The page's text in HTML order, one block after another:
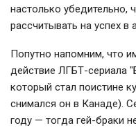
настолько убедительно,
рассчитывать на успех в
Попутно напомним, что
действие ЛГБТ-сериала
который стал поистине
снимался он в Канаде).
году — тогда гей-браки